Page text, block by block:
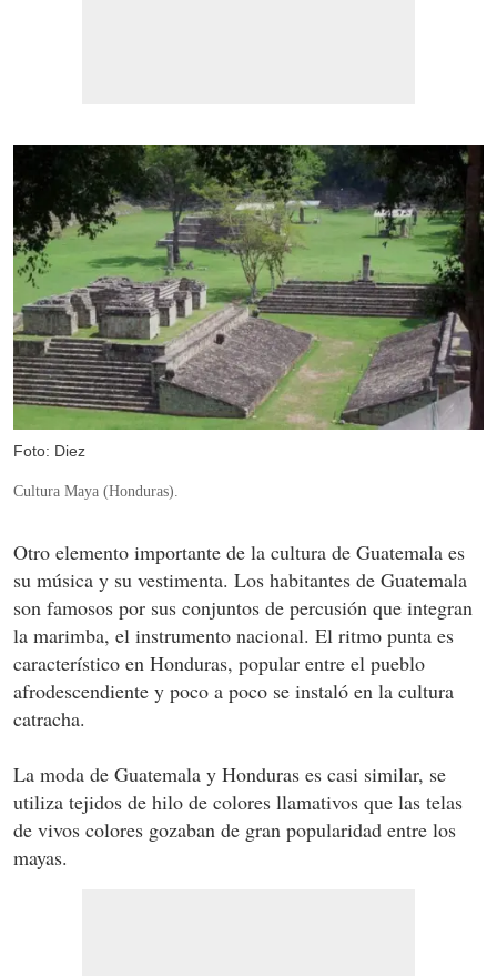
Foto: Diez
Cultura Maya (Honduras).
Otro elemento importante de la cultura de Guatemala es
su música y su vestimenta. Los habitantes de Guatemala
son famosos por sus conjuntos de percusión que integran
la marimba, el instrumento nacional. El ritmo punta es
característico en Honduras, popular entre el pueblo
afrodescendiente y poco a poco se instaló en la cultura
catracha.
La moda de Guatemala y Honduras es casi similar, se
utiliza tejidos de hilo de colores llamativos que las telas
de vivos colores gozaban de gran popularidad entre los
mayas.